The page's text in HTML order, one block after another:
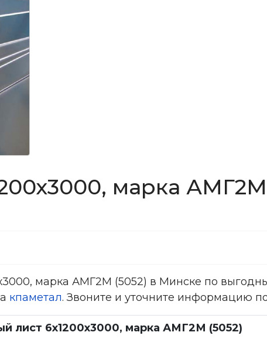
марка АМГ2М
марка АМГ2М (5052) в Минске по
кпаметал. Звоните и уточните информацию
лист 6х1200х3000, марка АМГ2М (5052)